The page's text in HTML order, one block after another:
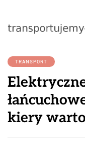
TRANSPORT
kiery